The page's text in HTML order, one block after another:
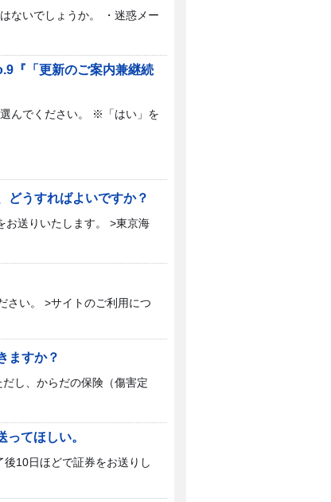
ないでしょうか。 ・迷惑メー
『「更新のご案内兼継続
んでください。 ※「はい」を
どうすればよいですか？
お送りいたします。 >東京海
さい。 >サイトのご利用につ
ますか？
し、からだの保険（傷害定
てほしい。
10日ほどで証券をお送りし